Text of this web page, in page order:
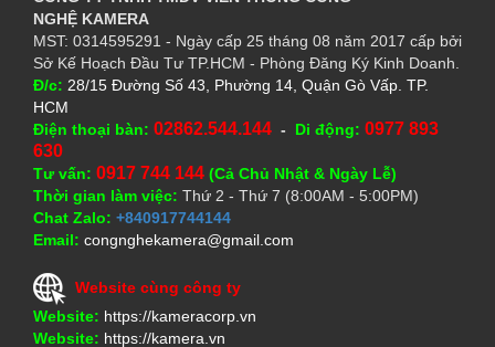
NGHỆ KAMERA
MST: 0314595291 - Ngày cấp 25 tháng 08 năm 2017 cấp bởi
Sở Kế Hoạch Đầu Tư TP.HCM - Phòng Đăng Ký Kinh Doanh.
Đ/c: 28/15 Đường Số 43, Phường 14, Quận Gò Vấp. TP.
HCM
Điện thoại bàn: 02862.544.144 - Di động: 0977 893
630
Tư vấn: 0917 744 144 (Cả Chủ Nhật & Ngày Lễ)
Thời gian làm việc: Thứ 2 - Thứ 7 (8:00AM - 5:00PM)
Chat Zalo: +840917744144
Email: congnghekamera@gmail.com
Website cùng công ty
Website: https://kameracorp.vn
Website: https://kamera.vn